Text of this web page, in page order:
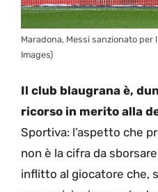
Maradona, Messi sanzionato per
Images)
Il club blaugrana è,
ricorso in merito alla
Sportiva: l’aspetto che
non è la cifra da
inflitto al giocatore che,